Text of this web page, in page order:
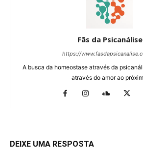
Fãs da Psicanálise
https://
A busca da homeostase através da
através do amor ao
DEIXE UMA RESPOSTA